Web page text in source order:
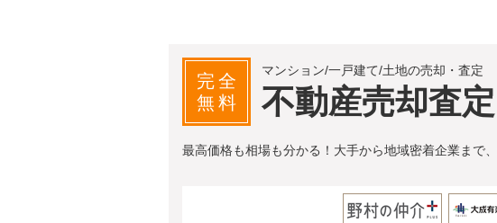
完全
無料
マンション/一戸建て/土地の売却・査定
不動産売却査定
最高価格も相場も分かる！大手から地域密着企業まで、